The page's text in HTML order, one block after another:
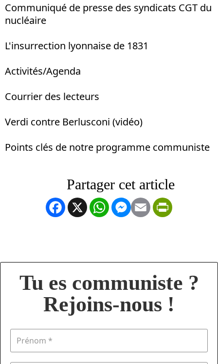
Communiqué de presse des syndicats CGT du
nucléaire
L'insurrection lyonnaise de 1831
Activités/Agenda
Courrier des lecteurs
Verdi contre Berlusconi (vidéo)
Points clés de notre programme communiste
Facebook
X WhatsApp
Messenger
Email
Tu es communiste ?
Rejoins-nous !